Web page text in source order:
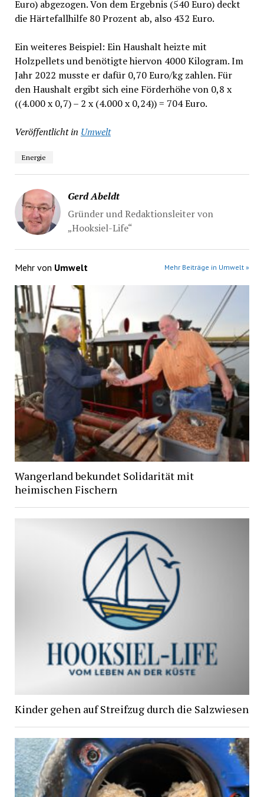
Euro) abgezogen. Von dem Ergebnis (540 Euro) deckt
die Härtefallhilfe 80 Prozent ab, also 432 Euro.
Ein weiteres Beispiel: Ein Haushalt heizte mit
Holzpellets und benötigte hiervon 4000 Kilogram. Im
Jahr 2022 musste er dafür 0,70 Euro/kg zahlen. Für
den Haushalt ergibt sich eine Förderhöhe von 0,8 x
((4.000 x 0,7) – 2 x (4.000 x 0,24)) = 704 Euro.
Veröffentlicht in Umwelt
Energie
Gerd Abeldt
Gründer und Redaktionsleiter von
„Hooksiel-Life“
Mehr von Umwelt Mehr Beiträge in Umwelt »
Wangerland bekundet Solidarität mit
heimischen Fischern
Kinder gehen auf Streifzug durch die Salzwiesen